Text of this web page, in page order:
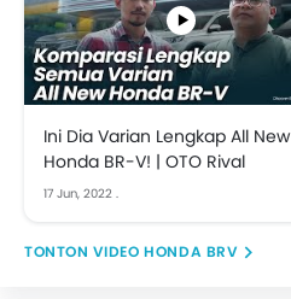
Ini Dia Varian Lengkap All New
Honda BR-V! | OTO Rival
17 Jun, 2022 .
VIDEO HONDA BRV